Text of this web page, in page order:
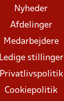
Nyheder
Afdelinger
Medarbejdere
Ledige stillinger
Privatlivspolitik
Cookiepolitik